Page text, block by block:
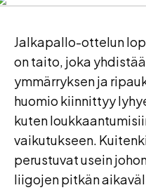
Jalkapallo-ottelun
on taito, joka
ymmärryksen ja
huomio kiinnittyy
kuten
vaikutukseen.
perustuvat usein
liigojen pitkän